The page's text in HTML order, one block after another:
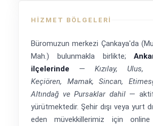
HIZMET BÖLGELERI
Büromuzun merkezi Çankaya'da
Mah.) bulunmakla birlikte;
ilçelerinde — Kızılay, Ulus,
Keçiören, Mamak, Sincan,
Altındağ ve Pursaklar dahil— aktif
yürütmektedir. Şehir dışı veya yurt
eden müvekkillerimiz için online